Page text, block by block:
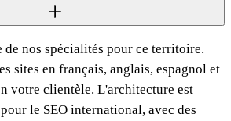
de nos spécialités pour ce territoire.
sites en français, anglais, espagnol et
votre clientèle. L'architecture est
le SEO international, avec des